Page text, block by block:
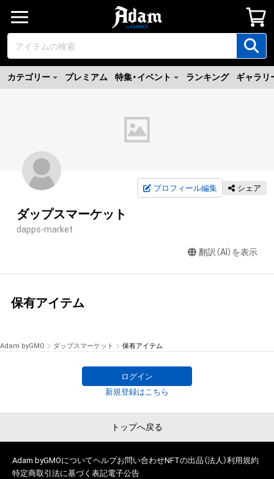
カテゴリー プレミアム 特集・イベント ランキング ギャラリ
プロフィール編集 シェア
ダップスマーケット
dapps-market
翻訳（AI）を表示
保有アイテム
Adam byGMO ダップスマーケット 保有アイテム
ログイン
新規登録はこちら
トップへ戻る
Adam byGMOについてヘルプお問い合わせNFTの出品（法人）利用規約
特定商取引法に基づく表記電子公告